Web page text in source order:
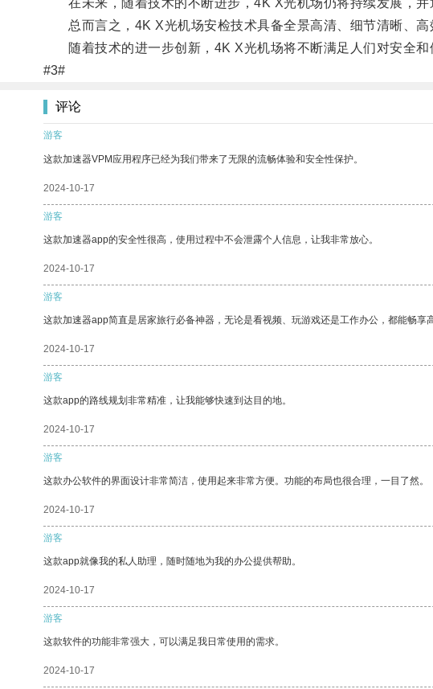
在未来，随着技术的不断进步，4K X光机场仍将持续发展，并
总而言之，4K X光机场安检技术具备全景高清、细节清晰、高
随着技术的进一步创新，4K X光机场将不断满足人们对安全和
#3#
评论
游客
这款加速器VPM应用程序已经为我们带来了无限的流畅体验和安全性保护。
2024-10-17
游客
这款加速器app的安全性很高，使用过程中不会泄露个人信息，让我非常放心。
2024-10-17
游客
这款加速器app简直是居家旅行必备神器，无论是看视频、玩游戏还是工作办公，都能畅享
2024-10-17
游客
这款app的路线规划非常精准，让我能够快速到达目的地。
2024-10-17
游客
这款办公软件的界面设计非常简洁，使用起来非常方便。功能的布局也很合理，一目了然。
2024-10-17
游客
这款app就像我的私人助理，随时随地为我的办公提供帮助。
2024-10-17
游客
这款软件的功能非常强大，可以满足我日常使用的需求。
2024-10-17